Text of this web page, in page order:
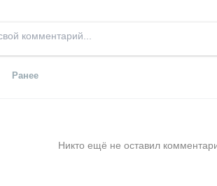
Ранее
Никто ещё не оставил